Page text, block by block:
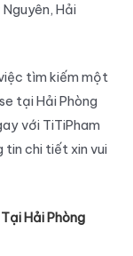
Hải
tìm kiếm một
tại Hải Phòng
với TiTiPham
chi tiết xin vui
Hải Phòng